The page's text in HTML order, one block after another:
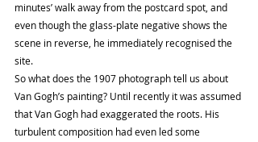
minutes’ walk away from the postcard spot, and
even though the glass-plate negative shows the
scene in reverse, he immediately recognised the
site.
So what does the 1907 photograph tell us about
Van Gogh’s painting? Until recently it was assumed
that Van Gogh had exaggerated the roots. His
turbulent composition had even led some